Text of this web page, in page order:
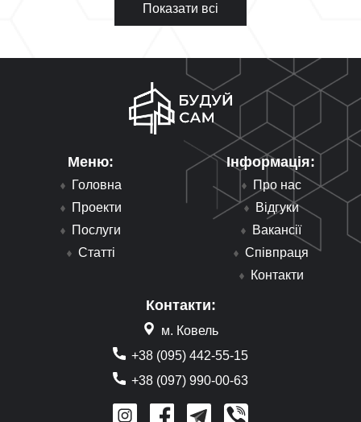
Показати всі
Меню:
Головна
Проекти
Послуги
Статті
Інформація:
Про нас
Відгуки
Вакансії
Співпраця
Контакти
Контакти:
м. Ковель
+38 (095) 442-55-15
+38 (097) 990-00-63